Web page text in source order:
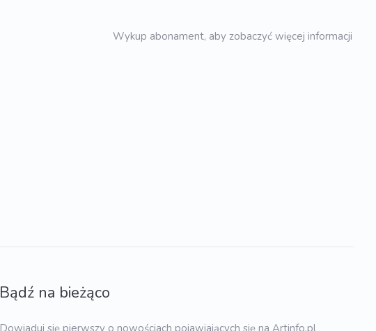
Wykup abonament, aby zobaczyć więcej informacji
Bądź na bieżąco
Dowiaduj się pierwszy o nowościach pojawiających się na Artinfo.pl